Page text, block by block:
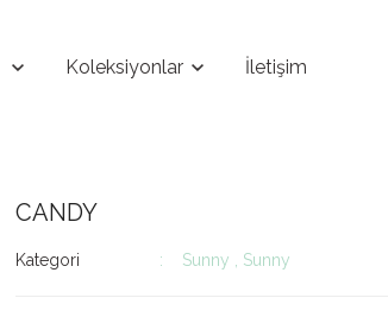
Koleksiyonlar İletişim
CANDY
Kategori Sunny Sunny